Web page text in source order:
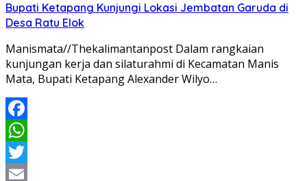
Bupati Ketapang Kunjungi Lokasi Jembatan Garuda di
Desa Ratu Elok
Manismata//Thekalimantanpost Dalam rangkaian
kunjungan kerja dan silaturahmi di Kecamatan Manis
Mata, Bupati Ketapang Alexander Wilyo…
Facebook
WhatsApp
Twitter